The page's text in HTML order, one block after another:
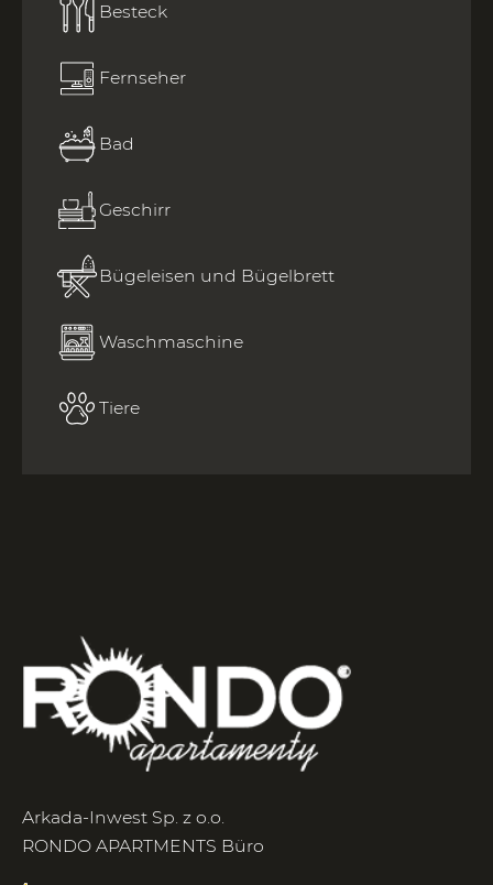
Besteck
Fernseher
Bad
Geschirr
Bügeleisen und Bügelbrett
Waschmaschine
Tiere
Arkada-Inwest Sp. z o.o.
RONDO APARTMENTS Büro